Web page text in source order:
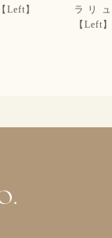
Left】
ラリ
【Left】